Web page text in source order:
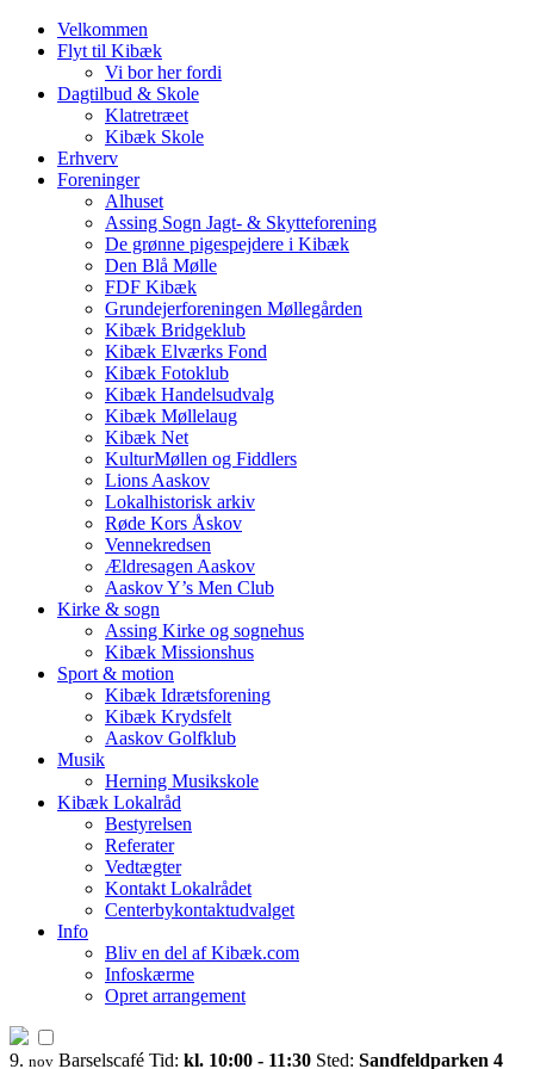
Velkommen
Flyt til Kibæk
Vi bor her fordi
Dagtilbud & Skole
Klatretræet
Kibæk Skole
Erhverv
Foreninger
Alhuset
Assing Sogn Jagt- & Skytteforening
De grønne pigespejdere i Kibæk
Den Blå Mølle
FDF Kibæk
Grundejerforeningen Møllegården
Kibæk Bridgeklub
Kibæk Elværks Fond
Kibæk Fotoklub
Kibæk Handelsudvalg
Kibæk Møllelaug
Kibæk Net
KulturMøllen og Fiddlers
Lions Aaskov
Lokalhistorisk arkiv
Røde Kors Åskov
Vennekredsen
Ældresagen Aaskov
Aaskov Y’s Men Club
Kirke & sogn
Assing Kirke og sognehus
Kibæk Missionshus
Sport & motion
Kibæk Idrætsforening
Kibæk Krydsfelt
Aaskov Golfklub
Musik
Herning Musikskole
Kibæk Lokalråd
Bestyrelsen
Referater
Vedtægter
Kontakt Lokalrådet
Centerbykontaktudvalget
Info
Bliv en del af Kibæk.com
Infoskærme
Opret arrangement
9. nov Barselscafé Tid: kl. 10:00 - 11:30 Sted: Sandfeldparken 4